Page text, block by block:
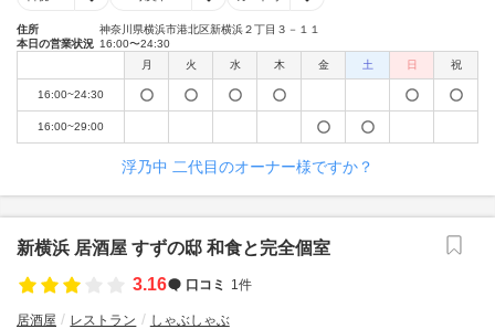
住所
神奈川県横浜市港北区新横浜２丁目３－１１
本日の営業状況 16:00〜24:30
月
火 水 木 金 土 日 祝
16:00~24:30
16:00~29:00
浮乃中 二代目のオーナー様ですか？
新横浜 居酒屋 すずの邸 和食と完全個室
3.16
口コミ 1件
居酒屋 レストラン しゃぶしゃぶ